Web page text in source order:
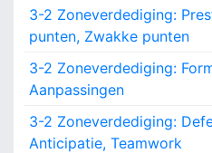
h
o
3-2 Zoneverdediging:
punten, Zwakke punten
3-2 Zoneverdediging:
Aanpassingen
3-2 Zoneverdediging:
Anticipatie, Teamwork